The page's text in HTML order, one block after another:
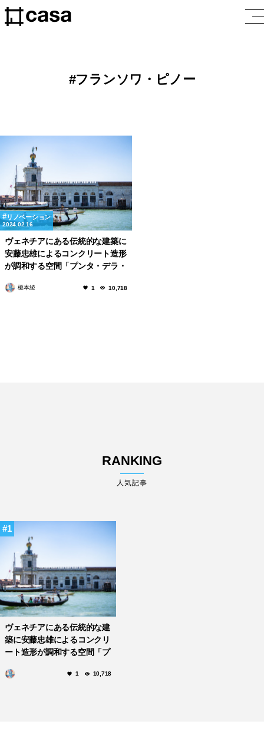
フランソワ・ピノー
リノベーション
2024.02.16
ヴェネチアにある伝統的な建築に
安藤忠雄によるコンクリート造形
が調和する空間「プンタ・デラ・
榎本綾 1 10,718
RANKING
人気記事
1
ヴェネチアにある伝統的な建
築に安藤忠雄によるコンクリ
ート造形が調和する空間「プ
(Punta della Dogana)」
1 10,718